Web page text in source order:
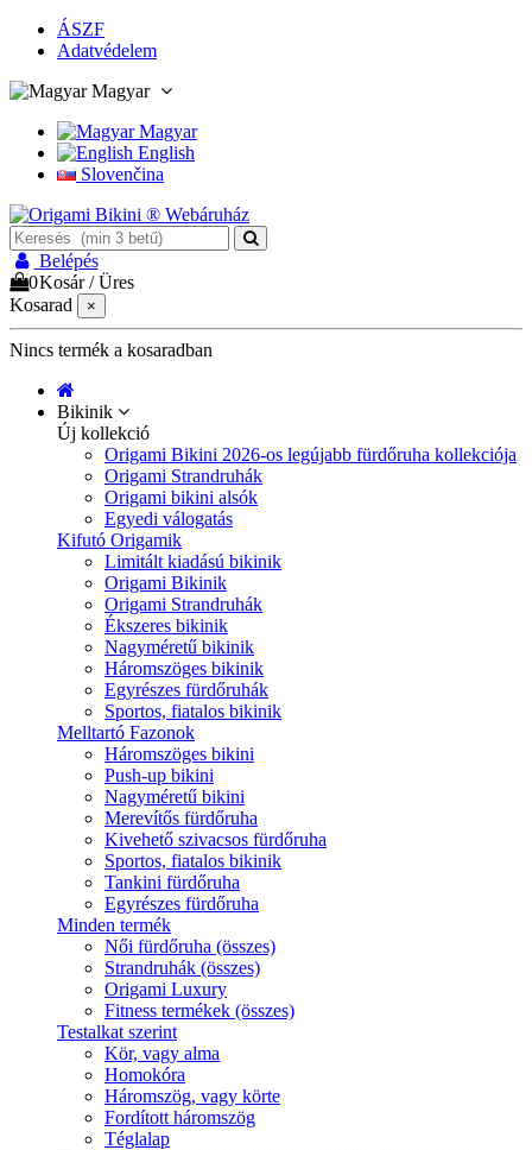
ÁSZF
Adatvédelem
Magyar
Magyar
English
Slovenčina
Belépés
0Kosár /Üres
Kosarad
×
Nincs termék a kosaradban
Bikinik
Új kollekció
Origami Bikini 2026-os legújabb fürdőruha kollekciója
Origami Strandruhák
Origami bikini alsók
Egyedi válogatás
Kifutó Origamik
Limitált kiadású bikinik
Origami Bikinik
Origami Strandruhák
Ékszeres bikinik
Nagyméretű bikinik
Háromszöges bikinik
Egyrészes fürdőruhák
Sportos, fiatalos bikinik
Melltartó Fazonok
Háromszöges bikini
Push-up bikini
Nagyméretű bikini
Merevítős fürdőruha
Kivehető szivacsos fürdőruha
Sportos, fiatalos bikinik
Tankini fürdőruha
Egyrészes fürdőruha
Minden termék
Női fürdőruha (összes)
Strandruhák (összes)
Origami Luxury
Fitness termékek (összes)
Testalkat szerint
Kör, vagy alma
Homokóra
Háromszög, vagy körte
Fordított háromszög
Téglalap